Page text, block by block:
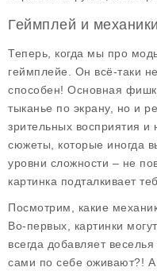
Геймплей и механики
Теперь, когда мы про
геймплейе. Он всё-таки
способен! Основная
тыканье по экрану, но и
зрительных восприятия и
сюжеты, которые иногда
уровни сложности – не
картинка подталкивает
Посмотрим, какие
Во-первых, картинки
всегда добавляет
сами по себе оживают?!